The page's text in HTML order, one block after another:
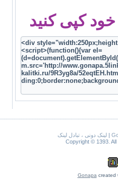
کپی کنید
لینک دونی ، تبادل لینک|
Copyright © 1393. All
Gonapa created